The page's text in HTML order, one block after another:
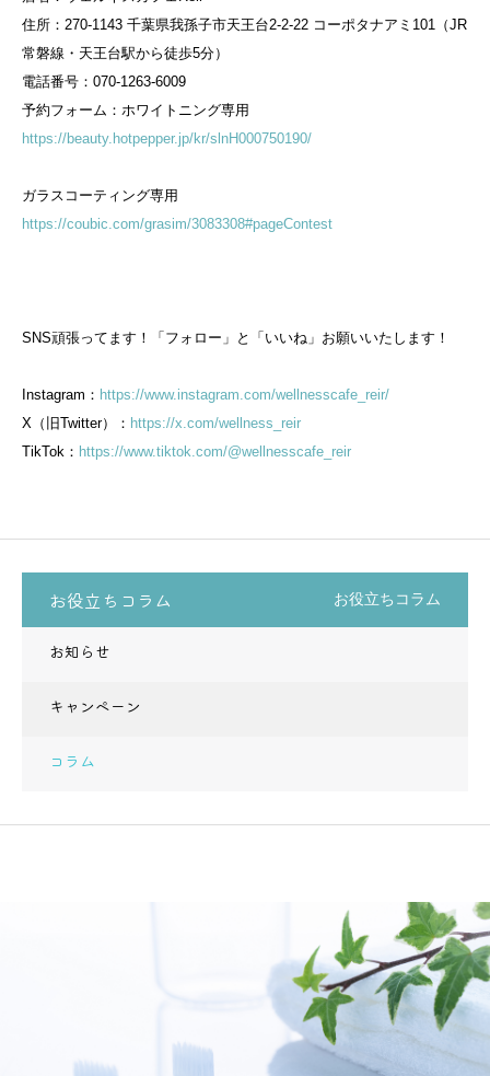
住所：270-1143 千葉県我孫子市天王台2-2-22 コーポタナアミ101（JR
常磐線・天王台駅から徒歩5分）
電話番号：070-1263-6009
予約フォーム：ホワイトニング専用
https://beauty.hotpepper.jp/kr/slnH000750190/
ガラスコーティング専用
https://coubic.com/grasim/3083308#pageContest
SNS頑張ってます！「フォロー」と「いいね」お願いいたします！
Instagram： https://www.instagram.com/wellnesscafe_reir/
X（旧Twitter）： https://x.com/wellness_reir
TikTok： https://www.tiktok.com/@wellnesscafe_reir
お役立ちコラム お役立ちコラム
お知らせ
キャンペーン
コラム